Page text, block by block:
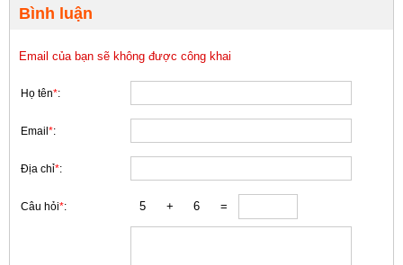
Bình luận
Email của bạn sẽ không được công khai
Họ tên*:
Email *:
Địa chỉ*:
Câu hỏi*: